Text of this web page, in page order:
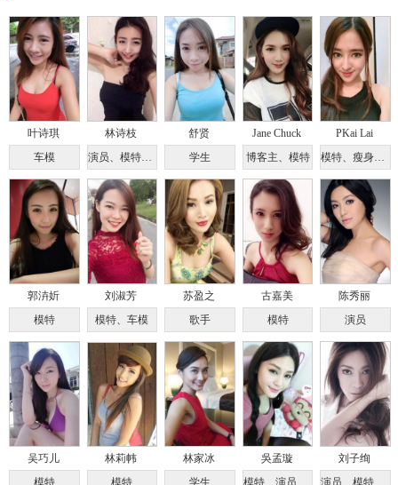
叶诗琪
车模
林诗枝
演员、模特、主持人
舒贤
学生
Jane Chuck
博客主、模特
PKai Lai
模特、瘦身专家
郭泋妡
模特
刘淑芳
模特、车模
苏盈之
歌手
古嘉美
模特
陈秀丽
演员
吴巧儿
林莉帏
林家冰
吳孟璇
刘子绚